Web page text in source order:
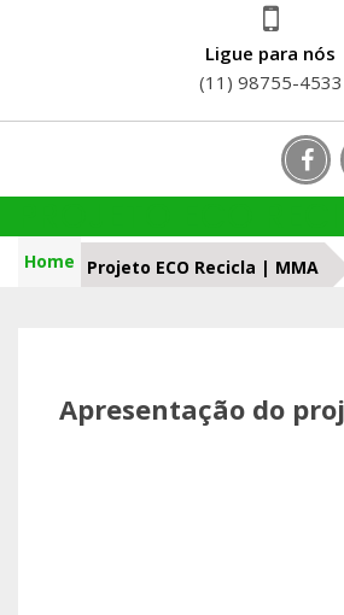
Ligue para nós
(11) 98755-4533
Home Projeto ECO Recicla | MMA
Apresentação do